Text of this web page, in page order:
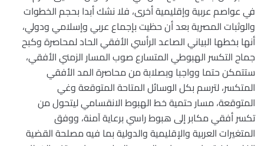
في عواصم عربية وإقليمية أخرى، فلا نشك أبدا بحجم الخطوات
والوثبات المصرية بعد أن حظيت بإجماع عربي وإسلامي ودولي،
أنها بخطها البياني الصاعد الرأسي الأفقي الحاد لمحاصرة وكبح
جماح التكسر الهبوطي المتسارع صوب المسار الزمني الأفقي،
ستتمكن حتما وواجبا وبصلابة من محاصرة المد الأفقي
المتكسر، لترسم بكل الوسائل المتاحة المتوقعة وغي
المتوقعة، مسار حتمية خط الهبوط الانقسامي ليتحول من
تكسر أفقي مكابر إلى هبوط راسي برعاية آمنة، ووفق
المتغيرات العربية والإقليمية والدولية بما فيه مصلحة القضية